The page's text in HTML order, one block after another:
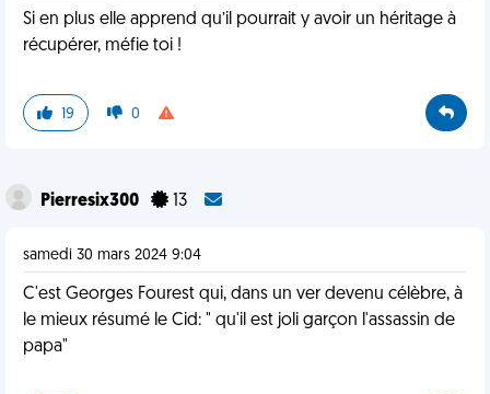
Si en plus elle apprend qu’il pourrait y avoir un héritage à
récupérer, méfie toi !
19 0
Pierresix300 13
samedi 30 mars 2024 9:04
C'est Georges Fourest qui, dans un ver devenu célèbre, à
le mieux résumé le Cid: " qu'il est joli garçon l'assassin de
papa"